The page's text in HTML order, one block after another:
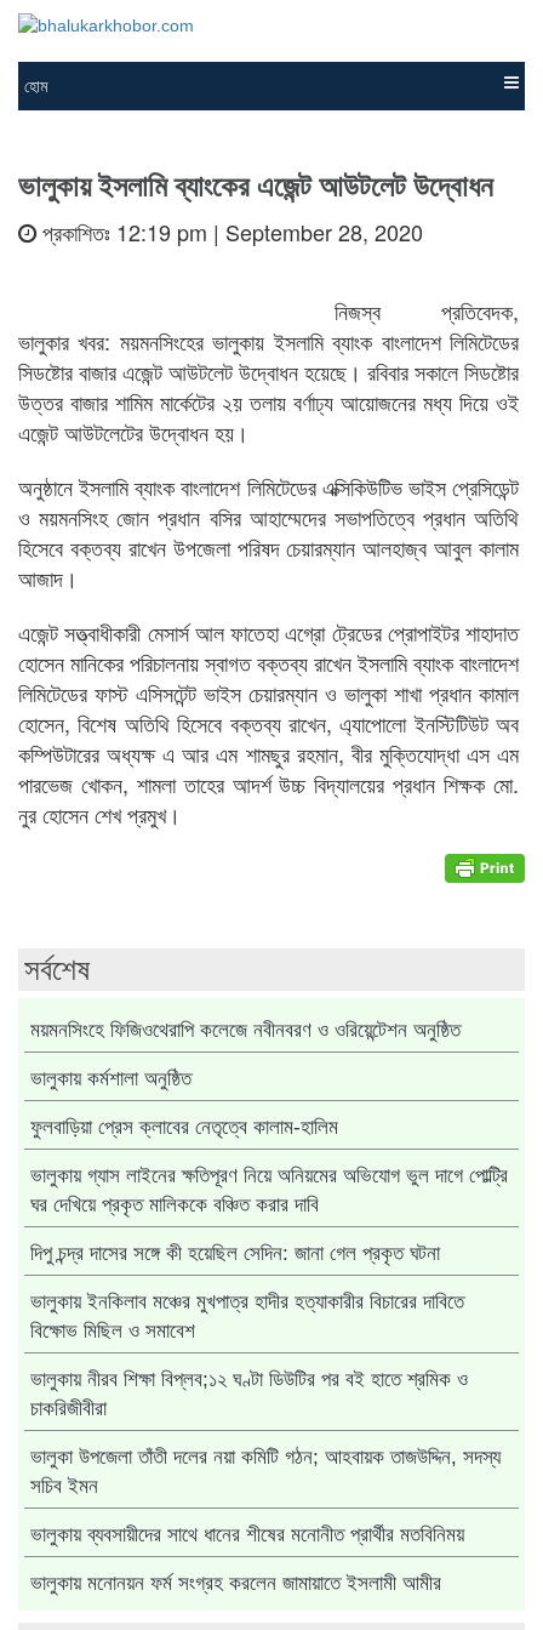
হোম
ভালুকায় ইসলামি ব্যাংকের এজেন্ট আউটলেট উদ্বোধন
প্রকাশিতঃ 12:19 pm | September 28, 2020
নিজস্ব প্রতিবেদক,
ভালুকার খবর: ময়মনসিংহের ভালুকায় ইসলামি ব্যাংক বাংলাদেশ লিমিটেডের
সিডষ্টোর বাজার এজেন্ট আউটলেট উদ্বোধন হয়েছে। রবিবার সকালে সিডষ্টোর
উত্তর বাজার শামিম মার্কেটের ২য় তলায় বর্ণাঢ্য আয়োজনের মধ্য দিয়ে ওই
এজেন্ট আউটলেটের উদ্বোধন হয়।
অনুষ্ঠানে ইসলামি ব্যাংক বাংলাদেশ লিমিটেডের এক্সিকিউটিভ ভাইস প্রেসিডেন্ট
ও ময়মনসিংহ জোন প্রধান বসির আহাম্মেদের সভাপতিত্বে প্রধান অতিথি
হিসেবে বক্তব্য রাখেন উপজেলা পরিষদ চেয়ারম্যান আলহাজ্ব আবুল কালাম
আজাদ।
এজেন্ট সত্ত্বাধীকারী মেসার্স আল ফাতেহা এগ্রো ট্রেডের প্রোপাইটর শাহাদাত
হোসেন মানিকের পরিচালনায় স্বাগত বক্তব্য রাখেন ইসলামি ব্যাংক বাংলাদেশ
লিমিটেডের ফাস্ট এসিসটেন্ট ভাইস চেয়ারম্যান ও ভালুকা শাখা প্রধান কামাল
হোসেন, বিশেষ অতিথি হিসেবে বক্তব্য রাখেন, এ্যাপোলো ইনস্টিটিউট অব
কম্পিউটারের অধ্যক্ষ এ আর এম শামছুর রহমান, বীর মুক্তিযোদ্ধা এস এম
পারভেজ খোকন, শামলা তাহের আদর্শ উচ্চ বিদ্যালয়ের প্রধান শিক্ষক মো.
নুর হোসেন শেখ প্রমুখ।
সর্বশেষ
ময়মনসিংহে ফিজিওথেরাপি কলেজে নবীনবরণ ও ওরিয়েন্টেশন অনুষ্ঠিত
ভালুকায় কর্মশালা অনুষ্ঠিত
ফুলবাড়িয়া প্রেস ক্লাবের নেতৃত্বে কালাম-হালিম
ভালুকায় গ্যাস লাইনের ক্ষতিপূরণ নিয়ে অনিয়মের অভিযোগ ভুল দাগে পোল্ট্রি
ঘর দেখিয়ে প্রকৃত মালিককে বঞ্চিত করার দাবি
দিপু চন্দ্র দাসের সঙ্গে কী হয়েছিল সেদিন: জানা গেল প্রকৃত ঘটনা
ভালুকায় ইনকিলাব মঞ্চের মুখপাত্র হাদীর হত্যাকারীর বিচারের দাবিতে
বিক্ষোভ মিছিল ও সমাবেশ
ভালুকায় নীরব শিক্ষা বিপ্লব;১২ ঘণ্টা ডিউটির পর বই হাতে শ্রমিক ও
চাকরিজীবীরা
ভালুকা উপজেলা তাঁতী দলের নয়া কমিটি গঠন; আহবায়ক তাজউদ্দিন, সদস্য
সচিব ইমন
ভালুকায় ব্যবসায়ীদের সাথে ধানের শীষের মনোনীত প্রার্থীর মতবিনিময়
ভালুকায় মনোনয়ন ফর্ম সংগ্রহ করলেন জামায়াতে ইসলামী আমীর